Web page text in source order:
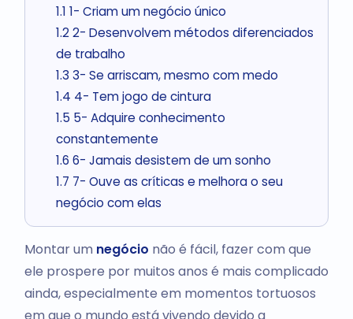
1.1 1- Criam um negócio único
1.22- Desenvolvem métodos diferenciados
de trabalho
1.3 3- Se arriscam, mesmo com medo
1.4 4- Tem jogo de cintura
1.5 5- Adquire conhecimento
constantemente
1.6 6- Jamais desistem de um sonho
1.7 7- Ouve as críticas e melhora o seu
negócio com elas
Montar um negócio não é fácil, fazer com que
ele prospere por muitos anos é mais complicado
ainda, especialmente em momentos tortuosos